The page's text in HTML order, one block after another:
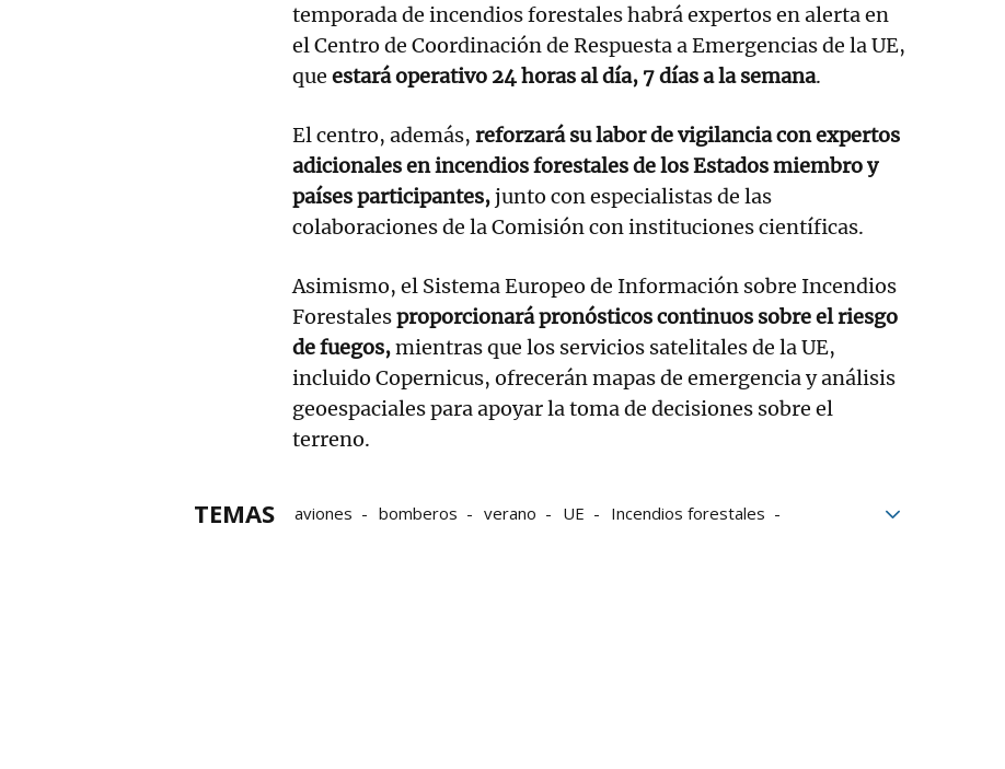
temporada de incendios forestales habrá expertos en alerta en
el Centro de Coordinación de Respuesta a Emergencias de la UE,
que estará operativo 24 horas al día, 7 días a la semana.
El centro, además, reforzará su labor de vigilancia con expertos
adicionales en incendios forestales de los Estados miembro y
países participantes,junto con especialistas de las
colaboraciones de la Comisión con instituciones científicas.
Asimismo, el Sistema Europeo de Información sobre Incendios
Forestalesproporcionará pronósticos continuos sobre el riesgo
de fuegos,mientras que los servicios satelitales de la UE,
incluido Copernicus, ofrecerán mapas de emergencia y análisis
geoespaciales para apoyar la toma de decisiones sobre el
terreno.
TEMAS aviones bomberos verano UE
Incendios forestales